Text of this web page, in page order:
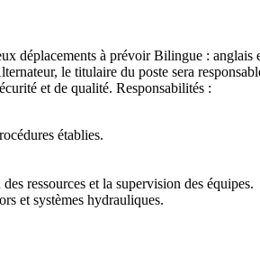
à prévoir Bilingue : anglais
le titulaire du poste sera
et de qualité. Responsabilités :
établies.
ressources et la supervision des équipes.
et systèmes hydrauliques.